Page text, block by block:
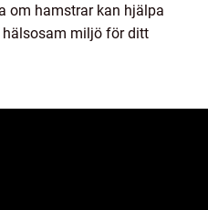
om hamstrar kan hjälpa
miljö för ditt